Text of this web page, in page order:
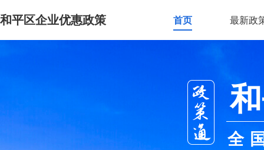
和平区企业优惠政策 首页 最新政
全